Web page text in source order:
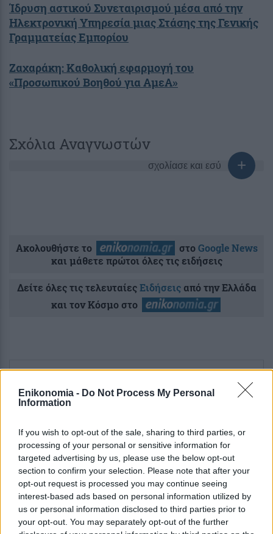
Enikonomia - Do Not Process My Personal
Information
If you wish to opt-out of the sale, sharing to third parties, or
processing of your personal or sensitive information for
targeted advertising by us, please use the below opt-out
section to confirm your selection. Please note that after your
opt-out request is processed you may continue seeing
interest-based ads based on personal information utilized by
us or personal information disclosed to third parties prior to
your opt-out. You may separately opt-out of the further
Ίδρυση αστικού Συνεταιρισμού μέσα από την
Ηλεκτρονική Υπηρεσία μιας Στάσης της Γενικής
Γραμματείας Εμπορίου
Ζαχαράκη: Καθολική εφαρμογή του
«Προσωπικού Βοηθού για ΑμεΑ»
Σχόλια Αναγνωστών
σχολίασε και εσύ
Ακολουθήστε το στοGoogle News
και μάθετε πρώτοι όλες τις ειδήσεις
Δείτε όλες τις τελευταίεςΕιδήσειςαπό την Ελλάδα
και τον Κόσμο στο
Επικαιρότητα
Στουρνάρας στη Handelsblatt: Γιατί είναι
«ευπρόσδεκτες» οι ξένες τράπεζες στην
Ελλάδα
5 ώρες πριν
Δήμος προσλαμβάνει άτομα χωρίς
πτυχίο: Ποιοι μπορούν να υποβάλουν